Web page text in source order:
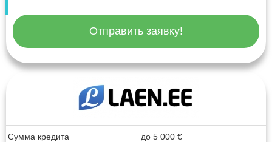
Отправить заявку!
Сумма кредита до 5 000 €